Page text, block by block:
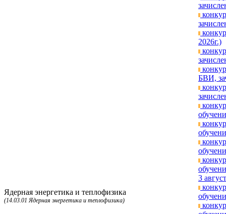
2026г.)
Ядерная энергетика и теплофизика
(14.03.01 Ядерная энергетика и теплофизика)
БВИ,
3